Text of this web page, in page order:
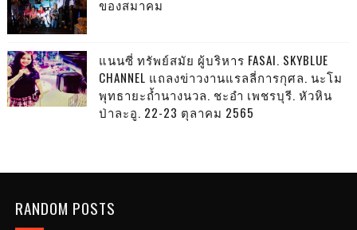
ของสมาคม
แนนซี่ ทรัพย์สมัย ผู้บริหาร FASAI. SKYBLUE
CHANNEL แถลงข่าวงานแรลลี่การกุศล. นะโม
พุทธายะถ้ำนางนวล. ชะอำ เพชรบุรี. หัวหิน
ป่าละอู. 22-23 ตุลาคม 2565
RANDOM POSTS